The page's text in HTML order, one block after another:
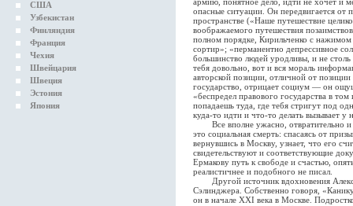
США
Узбекистан
Финляндия
Франция
Чехия
Швейцария
Швеция
Эстония
Япония
опасные ситуации. Он передвигается от
пространстве («Наше путешествие
воображаемого путешествия
полном порядке, Кирильченко с
сортир»; «перманентно депрессивное
большинство людей уродливы, и не
тебя довольно, вот и вся мораль
авторской позиции, отличной от
государство, отрицает социум — он
«беспредел правового государства в
попадаешь туда, где тебя стригут под
куда-то идти и что-то делать вызывает
Все вполне ужасно, отвратительно и
это социальная смерть: спасаясь от
вернувшись в Москву, узнает, что его
свидетельствуют и соответствующие
Ермакову путь к свободе и счастью,
реалистичнее и подобного не писал.
Другой источник вдохновения
Сэлинджера. Собственно говоря,
он в начале XXI века в Москве.